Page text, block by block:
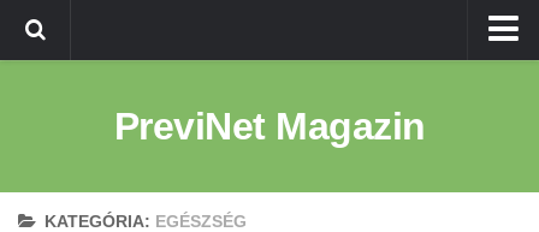
Életmód
PreviNet Magazin
KATEGÓRIA: EGÉSZSÉG